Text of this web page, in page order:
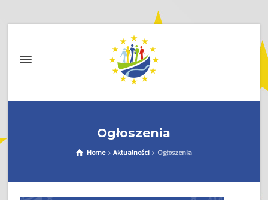
Ogłoszenia
Home Aktualności Ogłoszenia